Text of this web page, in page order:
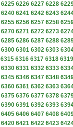
6225 6226 6227 6228
6240 6241 6242 6243
6255 6256 6257 6258
6270 6271 6272 6273
6285 6286 6287 6288
6300 6301 6302 6303
6315 6316 6317 6318 6319
6330 6331 6332 6333
6345 6346 6347 6348
6360 6361 6362 6363
6375 6376 6377 6378
6390 6391 6392 6393
6405 6406 6407 6408
6420 6421 6422 6423